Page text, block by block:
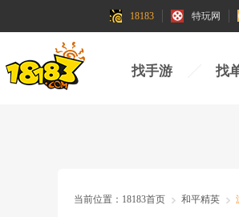
18183 特玩网
找手游 找
当前位置： 18183首页 和平精英